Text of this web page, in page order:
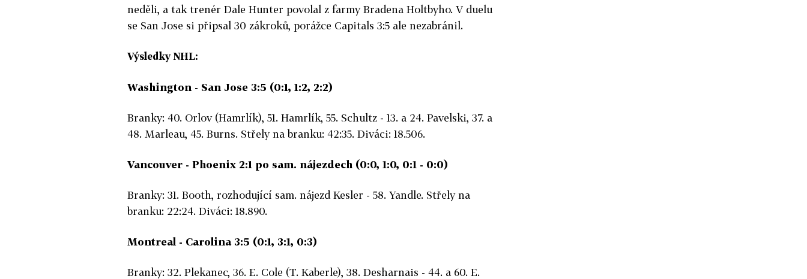
neděli, a tak trenér Dale Hunter povolal z farmy Bradena Holtbyho. V duelu
se San Jose si připsal 30 zákroků, porážce Capitals 3:5 ale nezabránil.
Výsledky NHL:
Washington - San Jose 3:5 (0:1, 1:2, 2:2)
Branky: 40. Orlov (Hamrlík), 51. Hamrlík, 55. Schultz - 13. a 24. Pavelski, 37. a
48. Marleau, 45. Burns. Střely na branku: 42:35. Diváci: 18.506.
Vancouver - Phoenix 2:1 po sam. nájezdech (0:0, 1:0, 0:1 - 0:0)
Branky: 31. Booth, rozhodující sam. nájezd Kesler - 58. Yandle. Střely na
branku: 22:24. Diváci: 18.890.
Montreal - Carolina 3:5 (0:1, 3:1, 0:3)
Branky: 32. Plekanec, 36. E. Cole (T. Kaberle), 38. Desharnais - 44. a 60. E.